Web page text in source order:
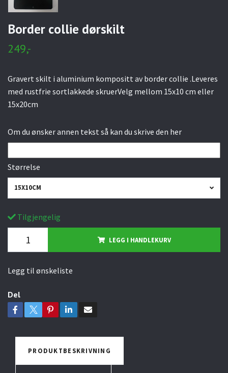
Border collie dørskilt
249,-
Gravert skilt i aluminium kompositt av border collie .Leveres
med rustfrie sortlakkede skruerVelg mellom 15x10 cm eller
15x20cm
Om du ønsker annen tekst så kan du skrive den her
Størrelse
15X10CM
Tilgjengelig
LEGG I HANDLEKURV
Legg til ønskeliste
Del
PRODUKTBESKRIVNING